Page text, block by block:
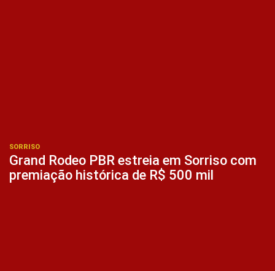
SORRISO
Grand Rodeo PBR estreia em Sorriso com
premiação histórica de R$ 500 mil